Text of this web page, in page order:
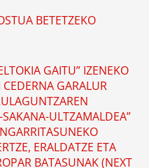
BETETZEKO
GAITU” IZENEKO
GARALUR
ULTZAMALDEA”
ERALDATZE ETA
BATASUNAK (NEXT